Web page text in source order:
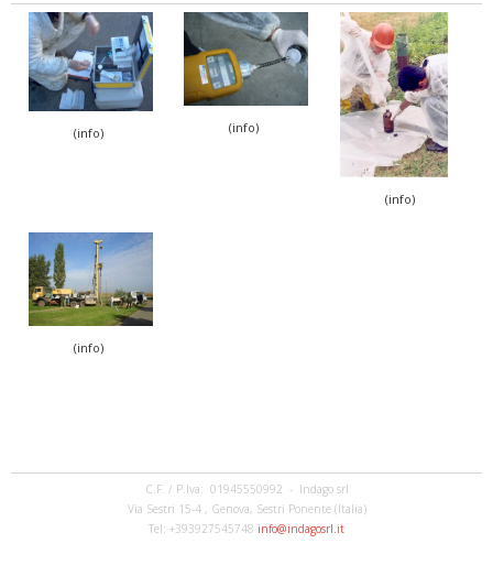
(info) (info)
(info)
(info)
C.F. / P.Iva: 01945550992 - Indago srl
Via Sestri 15-4 , Genova, Sestri Ponente (Italia)
Tel: +393927545748 info@indagosrl.it